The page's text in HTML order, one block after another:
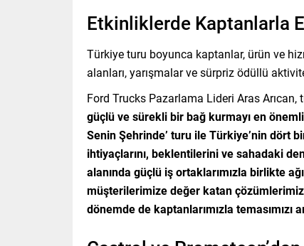
Etkinliklerde Kaptanlarla
Türkiye turu boyunca kaptanlar, ürün ve
alanları, yarışmalar ve sürpriz ödüllü
Ford Trucks Pazarlama Lideri Aras Arıcan,
güçlü ve sürekli bir bağ kurmayı en
Senin Şehrinde’ turu ile Türkiye’nin dört
ihtiyaçlarını, beklentilerini ve sahadaki
alanında güçlü iş ortaklarımızla birlikte
müşterilerimize değer katan
dönemde de kaptanlarımızla temasımızı